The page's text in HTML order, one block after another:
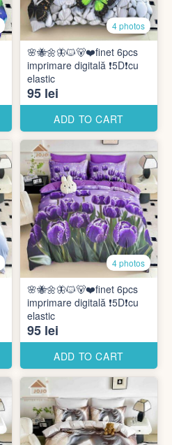
4 photos
🌸🐝🌼🦋🐱🐻❤️finet 6pcs
imprimare digitală ❗️5D❗️cu
elastic
95 lei
ADD TO CART
4 photos
🌸🐝🌼🦋🐱🐻❤️finet 6pcs
imprimare digitală ❗️5D❗️cu
elastic
95 lei
ADD TO CART